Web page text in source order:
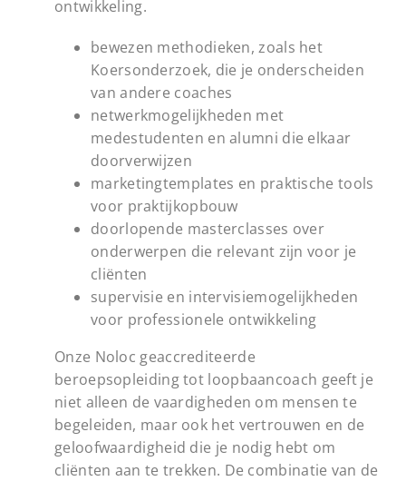
ontwikkeling.
bewezen methodieken, zoals het
Koersonderzoek, die je onderscheiden
van andere coaches
netwerkmogelijkheden met
medestudenten en alumni die elkaar
doorverwijzen
marketingtemplates en praktische tools
voor praktijkopbouw
doorlopende masterclasses over
onderwerpen die relevant zijn voor je
cliënten
supervisie en intervisiemogelijkheden
voor professionele ontwikkeling
Onze Noloc geaccrediteerde
beroepsopleiding tot loopbaancoach geeft je
niet alleen de vaardigheden om mensen te
begeleiden, maar ook het vertrouwen en de
geloofwaardigheid die je nodig hebt om
cliënten aan te trekken. De combinatie van de